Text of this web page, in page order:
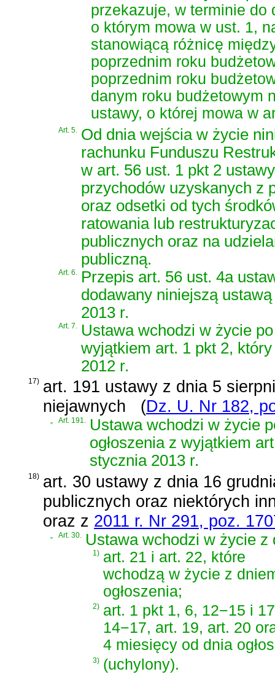
przekazuje, w terminie do
o którym mowa w ust. 1,
stanowiącą różnicę
poprzednim roku
poprzednim roku
danym roku budżetowym
ustawy, o której mowa w
Art. 5.
Od dnia wejścia w życie
rachunku Funduszu
w art. 56 ust. 1 pkt 2
przychodów uzyskanych z
oraz odsetki od tych
ratowania lub
publicznych oraz na
publiczną.
Art. 6.
Przepis art. 56 ust. 4a
dodawany niniejszą
2013 r.
Art. 7.
Ustawa wchodzi w życie
wyjątkiem art. 1 pkt 2,
2012 r.
17) art. 191 ustawy z dnia 5
niejawnych
(Dz. U. Nr 182,
„ Art. 191. Ustawa wchodzi w życie
ogłoszenia z wyjątkiem
stycznia 2013 r.
18) art. 30 ustawy z dnia 16
publicznych oraz niektórych
oraz z 2011 r. Nr 291, poz.
Art. 30. Ustawa wchodzi w życie
1) art. 21 i art. 22, które
wchodzą w życie z
ogłoszenia;
2) art. 1 pkt 1, 6, 12−15 i
14−17, art. 19, art. 20
4 miesięcy od dnia
3) (uchylony).